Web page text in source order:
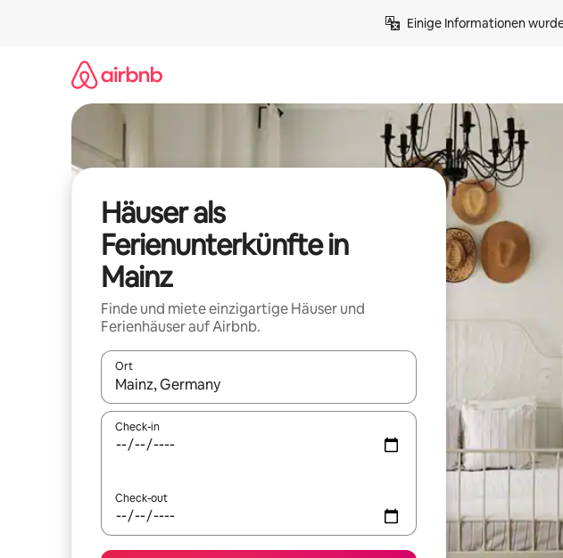
Einige Informationen
Häuser als
Ferienunterkünfte in
Mainz
Finde und miete einzigartige Häuser und
Ferienhäuser auf Airbnb.
Ort
Wenn Ergebnisse verfügbar sind, navigiere mit den Pfeiltasten nach oben
Check-in
Check-out